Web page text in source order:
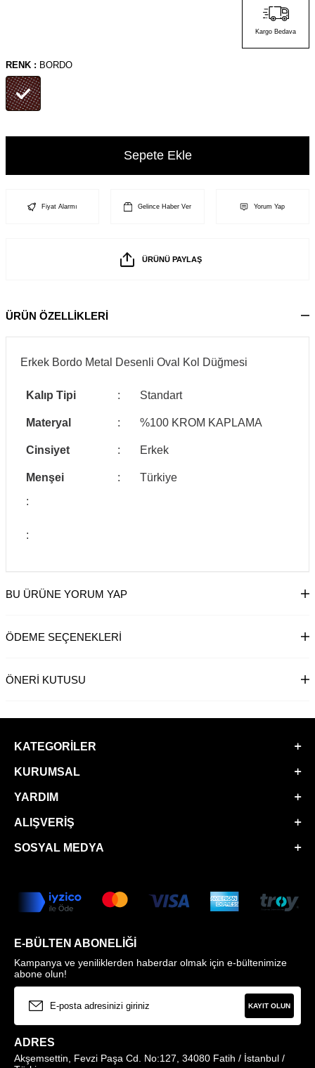
Kargo Bedava
RENK : BORDO
Sepete Ekle
Fiyat Alarmı Gelince Haber Ver Yorum Yap
ÜRÜNÜ PAYLAŞ
ÜRÜN ÖZELLİKLERİ
Erkek Bordo Metal Desenli Oval Kol Düğmesi
Kalıp Tipi : Standart
Materyal : %100 KROM KAPLAMA
Cinsiyet : Erkek
Menşei :
Türkiye
:
:
BU ÜRÜNE YORUM YAP
ÖDEME SEÇENEKLERI
ÖNERI KUTUSU
KATEGORILER
KURUMSAL
YARDIM
ALIŞVERIŞ
SOSYAL MEDYA
E-BÜLTEN ABONELIĞI
Kampanya ve yeniliklerden haberdar olmak için e-bültenimize
abone olun!
KAYIT OLUN
ADRES
Akşemsettin, Fevzi Paşa Cd. No:127, 34080 Fatih / İstanbul /